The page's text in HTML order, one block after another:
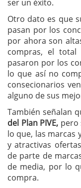
ser un éxito.
Otro dato es que
pasan por los
por ahora son
compras, el total
pasaron por los
lo que así no
consecionarios
alguno de sus
También señalan
del Plan PIVE, pero
lo que, las marcas
y atractivas
de parte de
de media, por lo
compra.